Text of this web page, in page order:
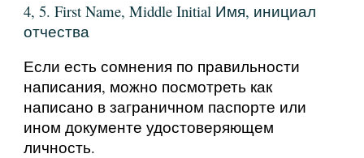
4, 5. First Name, Middle Initial Имя, инициал
отчества
Если есть сомнения по правильности
написания, можно посмотреть как
написано в заграничном паспорте или
ином документе удостоверяющем
личность.